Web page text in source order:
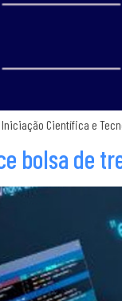
Científica e
bolsa de